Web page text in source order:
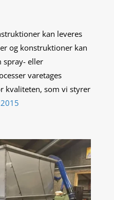
kan leveres
og konstruktioner kan
spray- eller
varetages
kvaliteten, som vi styrer